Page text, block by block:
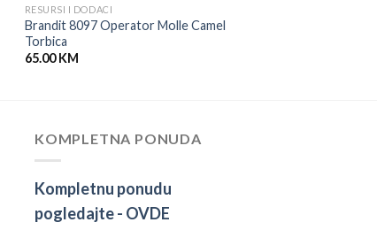
RESURSI I DODACI
Brandit 8097 Operator Molle Camel
Torbica
65.00KM
KOMPLETNA PONUDA
Kompletnu ponudu
pogledajte - OVDE